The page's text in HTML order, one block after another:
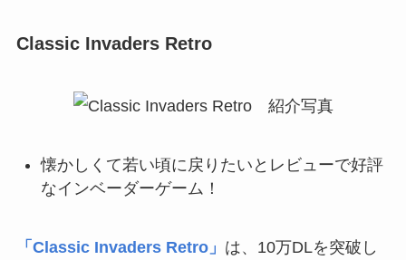
Classic Invaders Retro
懐かしくて若い頃に戻りたいとレビューで好評
なインベーダーゲーム！
「Classic Invaders Retro」 は、10万DLを突破し